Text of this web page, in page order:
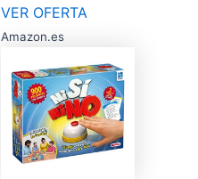
VER OFERTA
Amazon.es